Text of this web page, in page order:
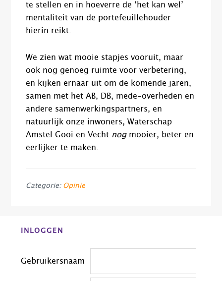
te stellen en in hoeverre de ‘het kan wel’
mentaliteit van de portefeuillehouder
hierin reikt.
We zien wat mooie stapjes vooruit, maar
ook nog genoeg ruimte voor verbetering,
en kijken ernaar uit om de komende jaren,
samen met het AB, DB, mede-overheden en
andere samenwerkingspartners, en
natuurlijk onze inwoners, Waterschap
Amstel Gooi en Vecht nog mooier, beter en
eerlijker te maken.
Categorie: Opinie
Before
INLOGGEN
Gebruikersnaam